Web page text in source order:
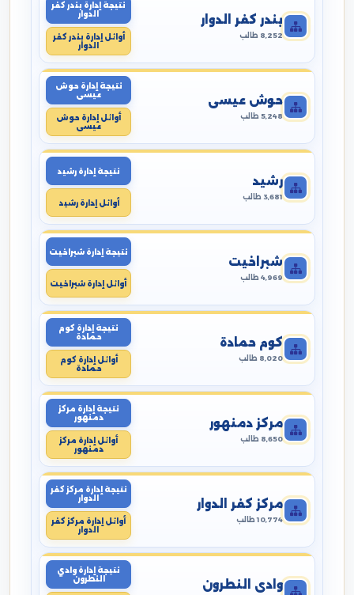
بندر كفر الدوار
8,252 طالب
نتيجة إدارة بندر كفر
الدوار
أوائل إدارة بندر كفر
الدوار
حوش عيسى
5,248 طالب
نتيجة إدارة حوش
عيسى
أوائل إدارة حوش
عيسى
رشيد
3,681 طالب
نتيجة إدارة رشيد
أوائل إدارة رشيد
شبراخيت
4,969 طالب
نتيجة إدارة شبراخيت
أوائل إدارة شبراخيت
كوم حمادة
8,020 طالب
نتيجة إدارة كوم
حمادة
أوائل إدارة كوم
حمادة
مركز دمنهور
8,650 طالب
نتيجة إدارة مركز
دمنهور
أوائل إدارة مركز
دمنهور
مركز كفر الدوار
10,774 طالب
نتيجة إدارة مركز كفر
الدوار
أوائل إدارة مركز كفر
الدوار
وادي النطرون
نتيجة إدارة وادي
النطرون